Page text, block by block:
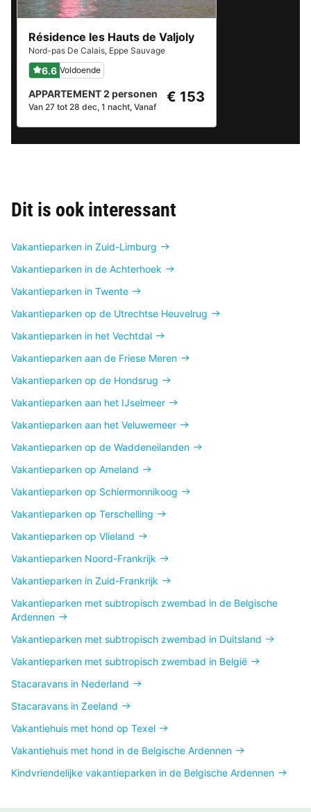
Résidence les Hauts de Valjoly
Nord-pas De Calais, Eppe Sauvage
6.6 Voldoende
APPARTEMENT 2 personen
Van 27 tot 28 dec, 1 nacht, Vanaf
€ 153
Dit is ook interessant
Vakantieparken in Zuid-Limburg
Vakantieparken in de Achterhoek
Vakantieparken in Twente
Vakantieparken op de Utrechtse Heuvelrug
Vakantieparken in het Vechtdal
Vakantieparken aan de Friese Meren
Vakantieparken op de Hondsrug
Vakantieparken aan het IJselmeer
Vakantieparken aan het Veluwemeer
Vakantieparken op de Waddeneilanden
Vakantieparken op Ameland
Vakantieparken op Schiermonnikoog
Vakantieparken op Terschelling
Vakantieparken op Vlieland
Vakantieparken Noord-Frankrijk
Vakantieparken in Zuid-Frankrijk
Vakantieparken met subtropisch zwembad in de Belgische
Ardennen
Vakantieparken met subtropisch zwembad in Duitsland
Vakantieparken met subtropisch zwembad in België
Stacaravans in Nederland
Stacaravans in Zeeland
Vakantiehuis met hond op Texel
Vakantiehuis met hond in de Belgische Ardennen
Kindvriendelijke vakantieparken in de Belgische Ardennen